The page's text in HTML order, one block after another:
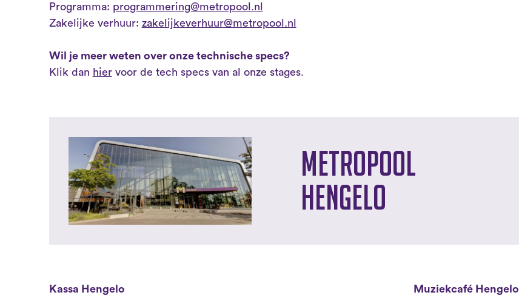
Programma: programmering@metropool.nl
Zakelijke verhuur: zakelijkeverhuur@metropool.nl
Wil je meer weten over onze technische specs?
Klik dan hiervoor de tech specs van al onze stages.
Metropool
Hengelo
Kassa Hengelo
Muziekcafé Hengelo